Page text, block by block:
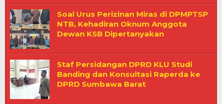
Soal Urus Perizinan Miras di DPMPTSP
NTB, Kehadiran Oknum Anggota
Dewan KSB Dipertanyakan
Staf Persidangan DPRD KLU Studi
Banding dan Konsultasi Raperda ke
DPRD Sumbawa Barat